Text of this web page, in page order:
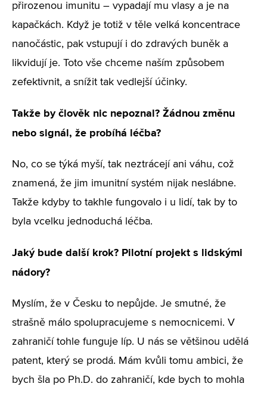
přirozenou imunitu – vypadají mu vlasy a je na
kapačkách. Když je totiž v těle velká koncentrace
nanočástic, pak vstupují i do zdravých buněk a
likvidují je. Toto vše chceme naším způsobem
zefektivnit, a snížit tak vedlejší účinky.
Takže by člověk nic nepoznal? Žádnou změnu
nebo signál, že probíhá léčba?
No, co se týká myší, tak neztrácejí ani váhu, což
znamená, že jim imunitní systém nijak neslábne.
Takže kdyby to takhle fungovalo i u lidí, tak by to
byla vcelku jednoduchá léčba.
Jaký bude další krok? Pilotní projekt s lidskými
nádory?
Myslím, že v Česku to nepůjde. Je smutné, že
strašně málo spolupracujeme s nemocnicemi. V
zahraničí tohle funguje líp. U nás se většinou udělá
patent, který se prodá. Mám kvůli tomu ambici, že
bych šla po Ph.D. do zahraničí, kde bych to mohla